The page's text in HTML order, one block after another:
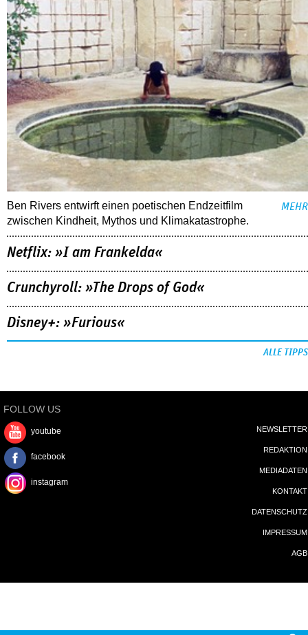
Ben Rivers entwirft einen poetischen Endzeitfilm
zwischen Kindheit, Mythos und Klimakatastrophe.
MEHR
Netflix: »I am Frankelda«
Crunchyroll: »The Drops of God«
Disney+: »Furious«
ALLE TIPPS
FOLLOW US
youtube
facebook
instagram
NEWSLETTER
REDAKTION
MEDIADATEN
KONTAKT
DATENSCHUTZ
IMPRESSUM
AGB